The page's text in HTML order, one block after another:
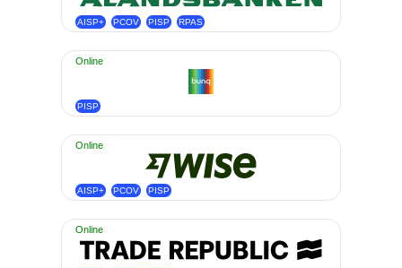
AISP+ PCOV PISP RPAS
Online
PISP
Online
AISP+ PCOV PISP
Online